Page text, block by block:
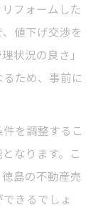
フォームした
値下げ交渉を
状況の良さ」
ため、事前に
を調整するこ
なります。こ
島の不動産売
きるでしょ